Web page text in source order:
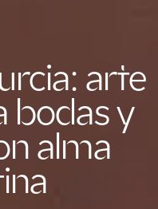
arte
bodas y
alma